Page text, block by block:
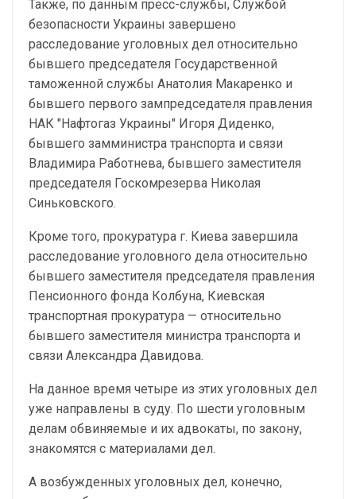
Также, по данным пресс-службы, Службой
безопасности Украины завершено
расследование уголовных дел относительно
бывшего председателя Государственной
таможенной службы Анатолия Макаренко и
бывшего первого зампредседателя правления
НАК "Нафтогаз Украины" Игоря Диденко,
бывшего замминистра транспорта и связи
Владимира Работнева, бывшего заместителя
председателя Госкомрезерва Николая
Синьковского.
Кроме того, прокуратура г. Киева завершила
расследование уголовного дела относительно
бывшего заместителя председателя правления
Пенсионного фонда Колбуна, Киевская
транспортная прокуратура — относительно
бывшего заместителя министра транспорта и
связи Александра Давидова.
На данное время четыре из этих уголовных дел
уже направлены в суду. По шести уголовным
делам обвиняемые и их адвокаты, по закону,
знакомятся с материалами дел.
А возбужденных уголовных дел, конечно,